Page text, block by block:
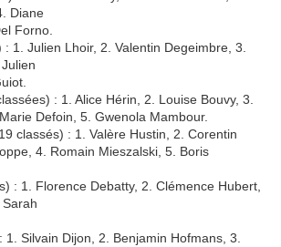
Diane
Forno.
1. Julien Lhoir, 2. Valentin Degeimbre, 3.
: 1. Alice Hérin, 2. Louise Bouvy, 3.
Defoin, 5. Gwenola Mambour.
classés) : 1. Valère Hustin, 2. Corentin
4. Romain Mieszalski, 5. Boris
: 1. Florence Debatty, 2. Clémence Hubert,
Silvain Dijon, 2. Benjamin Hofmans, 3.